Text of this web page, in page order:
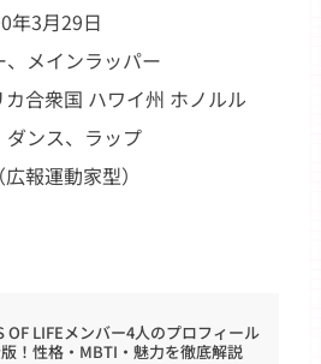
年3月29日
メインラッパー
合衆国 ハワイ州 ホノルル
ンス、ラップ
報運動家型）
OF LIFEメンバー4人のプロフィール
！性格・MBTI・魅力を徹底解説